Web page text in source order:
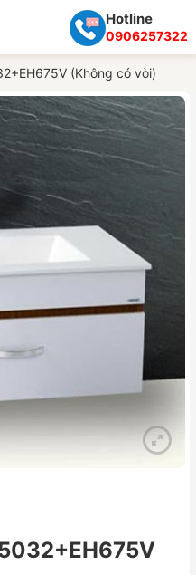
Hotline
0906257322
(Không có vòi)